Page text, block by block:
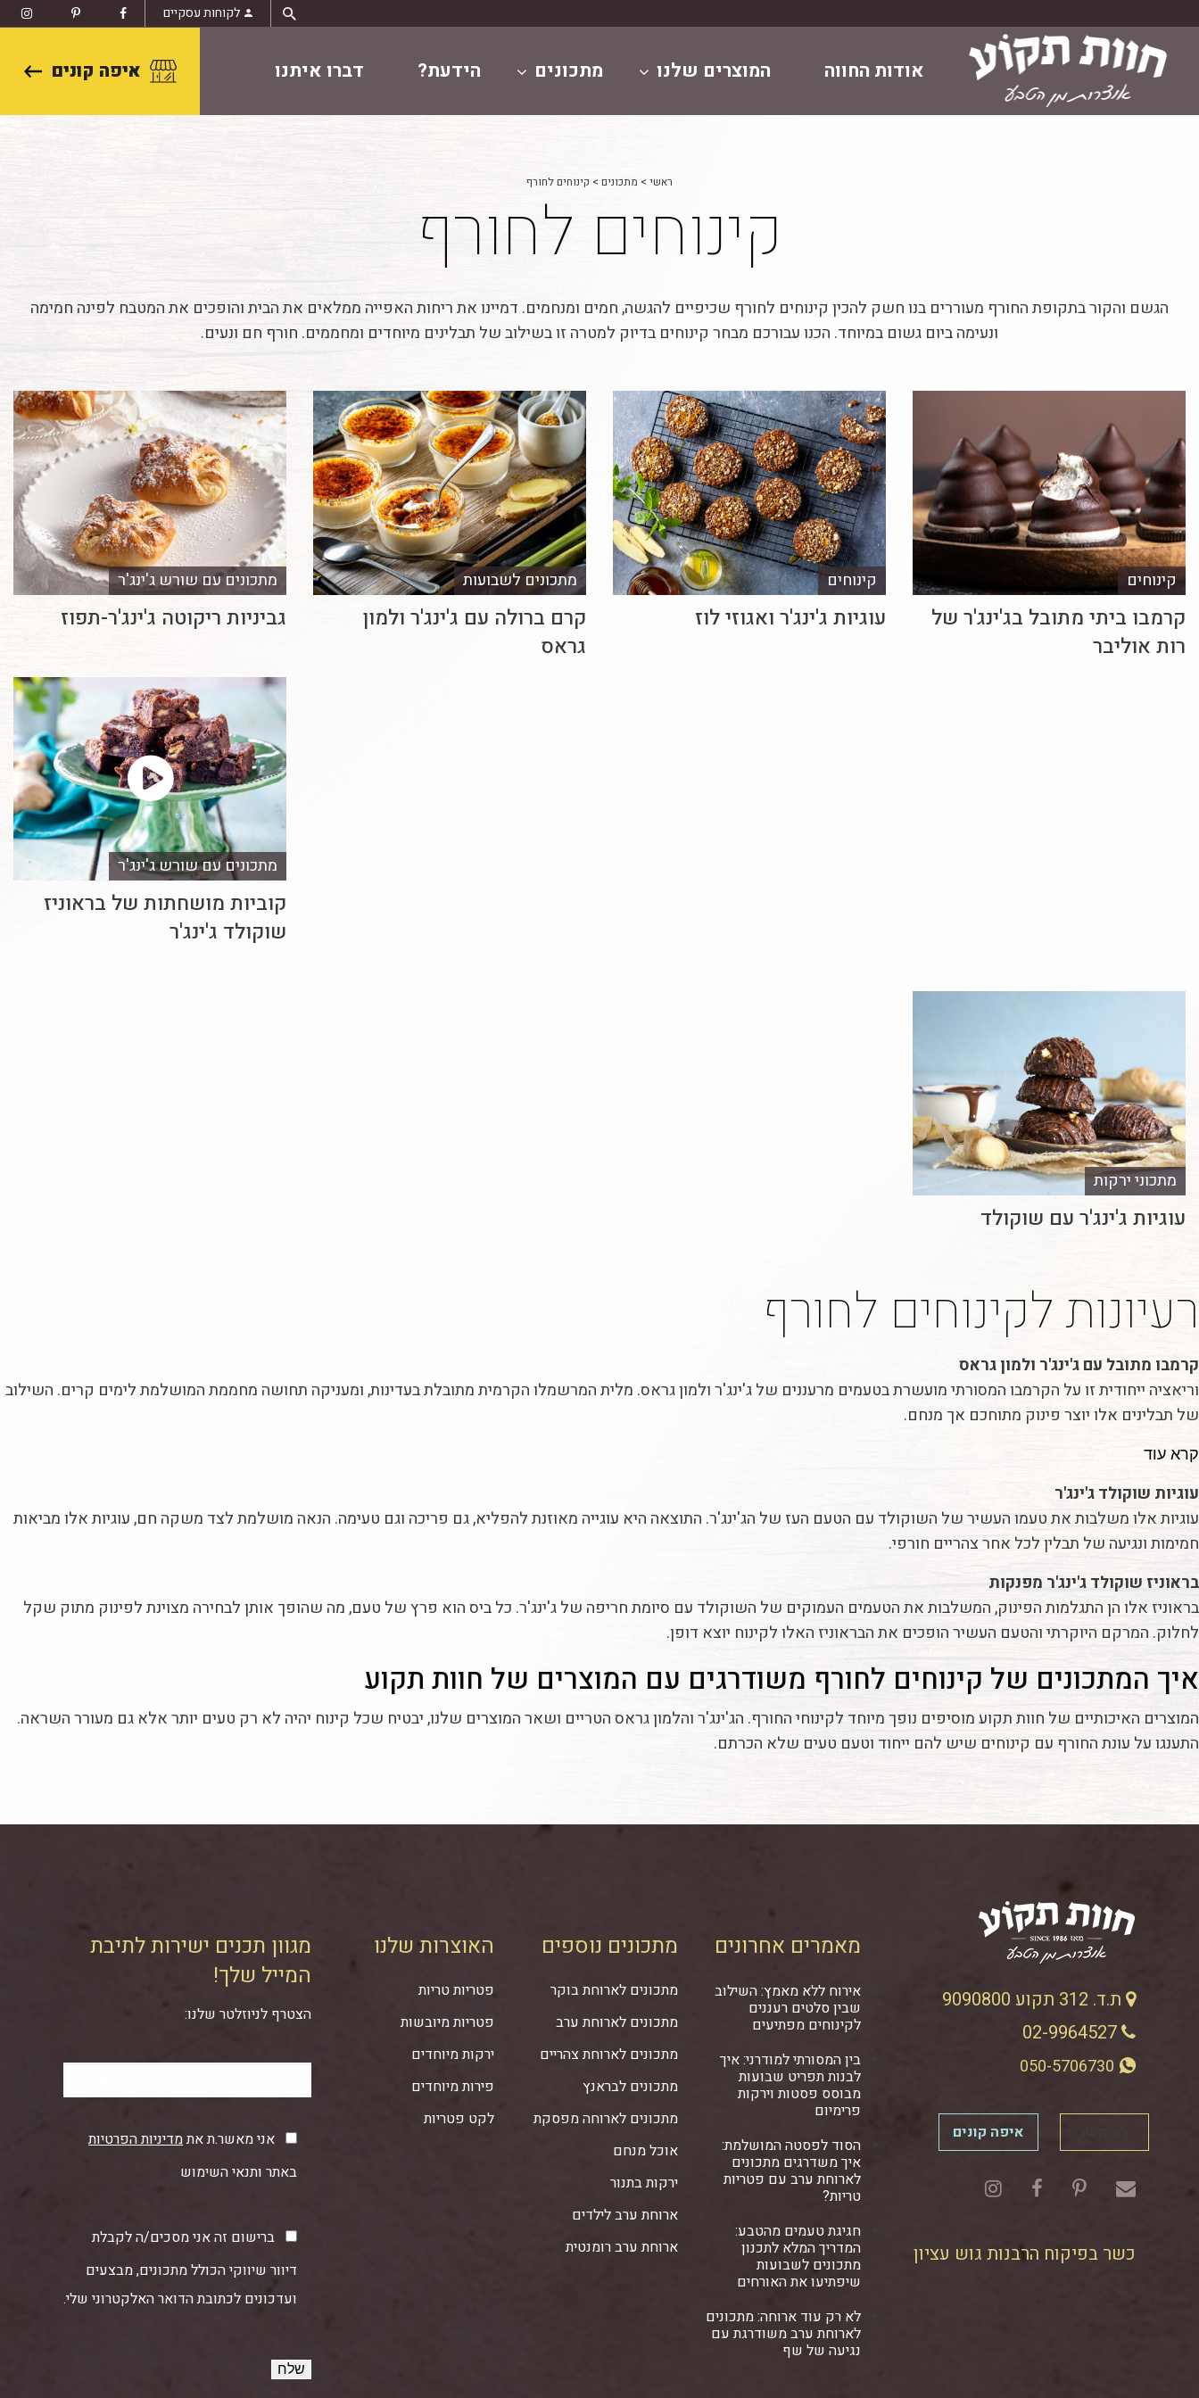
content
לקוחות עסקיים
אודות החווה המוצרים שלנו מתכונים הידעת? דברו איתנו איפה קונים
ראשי > מתכונים > קינוחים לחורף
קינוחים לחורף
הגשם והקור בתקופת החורף מעוררים בנו חשק להכין קינוחים לחורף שכיפיים להגשה, חמים ומנחמים. דמיינו את ריחות האפייה ממלאים את הבית והופכים את המטבח לפינה חמימה
ונעימה ביום גשום במיוחד. הכנו עבורכם מבחר קינוחים בדיוק למטרה זו בשילוב של תבלינים מיוחדים ומחממים. חורף חם ונעים.
קינוחים
קרמבו ביתי מתובל בג'ינג'ר של
רות אוליבר
קינוחים
עוגיות ג'ינג'ר ואגוזי לוז
מתכונים לשבועות
קרם ברולה עם ג'ינג'ר ולמון
גראס
מתכונים עם שורש ג'ינג'ר
גביניות ריקוטה ג'ינג'ר-תפוז
מתכונים עם שורש ג'ינג'ר
קוביות מושחתות של בראוניז
שוקולד ג'ינג'ר
מתכוני ירקות
עוגיות ג'ינג'ר עם שוקולד
רעיונות לקינוחים לחורף
קרמבו מתובל עם ג'ינג'ר ולמון גראס
וריאציה ייחודית זו על הקרמבו המסורתי מועשרת בטעמים מרעננים של ג'ינג'ר ולמון גראס. מלית המרשמלו הקרמית מתובלת בעדינות, ומעניקה תחושה מחממת המושלמת לימים קרים. השילוב
של תבלינים אלו יוצר פינוק מתוחכם אך מנחם.
קרא עוד
עוגיות שוקולד ג'ינג'ר
עוגיות אלו משלבות את טעמו העשיר של השוקולד עם הטעם העז של הג'ינג'ר. התוצאה היא עוגייה מאוזנת להפליא, גם פריכה וגם טעימה. הנאה מושלמת לצד משקה חם, עוגיות אלו מביאות
חמימות ונגיעה של תבלין לכל אחר צהריים חורפי.
בראוניז שוקולד ג'ינג'ר מפנקות
בראוניז אלו הן התגלמות הפינוק, המשלבות את הטעמים העמוקים של השוקולד עם סיומת חריפה של ג'ינג'ר. כל ביס הוא פרץ של טעם, מה שהופך אותן לבחירה מצוינת לפינוק מתוק שקל
לחלוק. המרקם היוקרתי והטעם העשיר הופכים את הבראוניז האלו לקינוח יוצא דופן.
איך המתכונים של קינוחים לחורף משודרגים עם המוצרים של חוות תקוע
המוצרים האיכותיים של חוות תקוע מוסיפים נופך מיוחד לקינוחי החורף. הג'ינג'ר והלמון גראס הטריים ושאר המוצרים שלנו, יבטיח שכל קינוח יהיה לא רק טעים יותר אלא גם מעורר השראה.
התענגו על עונת החורף עם קינוחים שיש להם ייחוד וטעם טעים שלא הכרתם.
ת.ד. 312 תקוע 9090800
איפה קונים
כשר בפיקוח הרבנות גוש עציון
מאמרים אחרונים
אירוח ללא מאמץ: השילוב
שבין סלטים רעננים
לקינוחים מפתיעים
בין המסורתי למודרני: איך
לבנות תפריט שבועות
מבוסס פסטות וירקות
פרימיום
הסוד לפסטה המושלמת:
איך משדרגים מתכונים
לארוחת ערב עם פטריות
טריות?
חגיגת טעמים מהטבע:
המדריך המלא לתכנון
מתכונים לשבועות
שיפתיעו את האורחים
לא רק עוד ארוחה: מתכונים
לארוחת ערב משודרגת עם
נגיעה של שף
מתכונים נוספים
מתכונים לארוחת בוקר
מתכונים לארוחת ערב
מתכונים לארוחת צהריים
מתכונים לבראנץ
מתכונים לארוחה מפסקת
אוכל מנחם
ירקות בתנור
ארוחת ערב לילדים
ארוחת ערב רומנטית
האוצרות שלנו
פטריות טריות
פטריות מיובשות
ירקות מיוחדים
פירות מיוחדים
לקט פטריות
מגוון תכנים ישירות לתיבת
המייל שלך!
הצטרף לניוזלטר שלנו:
אני מאשר.ת אתמדיניות הפרטיות
באתר ותנאי השימוש
ברישום זה אני מסכים/ה לקבלת
דיוור שיווקי הכולל מתכונים, מבצעים
ועדכונים לכתובת הדואר האלקטרוני שלי.